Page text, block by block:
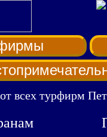
всех турфирм